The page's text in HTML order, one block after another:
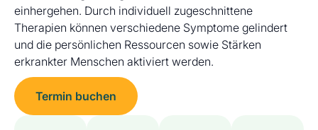
einhergehen. Durch individuell zugeschnittene
Therapien können verschiedene Symptome gelindert
und die persönlichen Ressourcen sowie Stärken
erkrankter Menschen aktiviert werden.
Termin buchen